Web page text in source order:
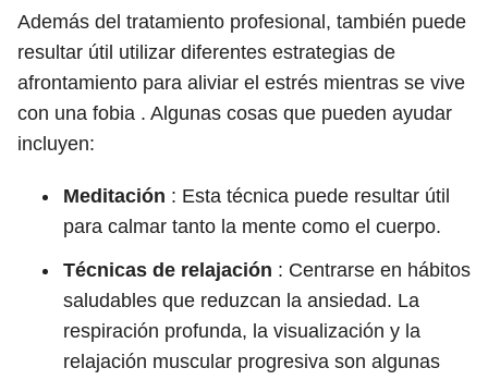
Además del tratamiento profesional, también puede
resultar útil utilizar diferentes estrategias de
afrontamiento para aliviar el estrés mientras se vive
con una fobia . Algunas cosas que pueden ayudar
incluyen:
Meditación : Esta técnica puede resultar útil
para calmar tanto la mente como el cuerpo.
Técnicas de relajación : Centrarse en hábitos
saludables que reduzcan la ansiedad. La
respiración profunda, la visualización y la
relajación muscular progresiva son algunas